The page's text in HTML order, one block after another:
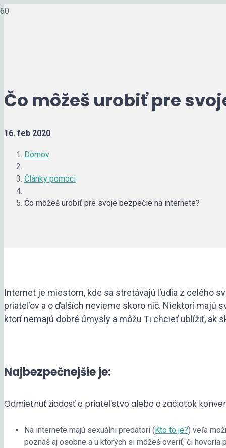
Čo môžeš urobiť pre
16. feb 2020
Domov
Články pomoci
Čo môžeš urobiť pre svoje bezpečie na internete?
Internet je miestom, kde sa stretávajú ľudia z celého
priateľov a o ďalších nevieme skoro nič. Niektorí majú
ktorí nemajú dobré úmysly a môžu Ti chcieť ublížiť, ak
Najbezpečnejšie je:
Odmietnuť žiadosť o priateľstvo alebo o začiatok
Na internete majú sexuálni predátori ( Kto to je?) veľa
poznáš aj osobne a u ktorých si môžeš overiť, či hovoria